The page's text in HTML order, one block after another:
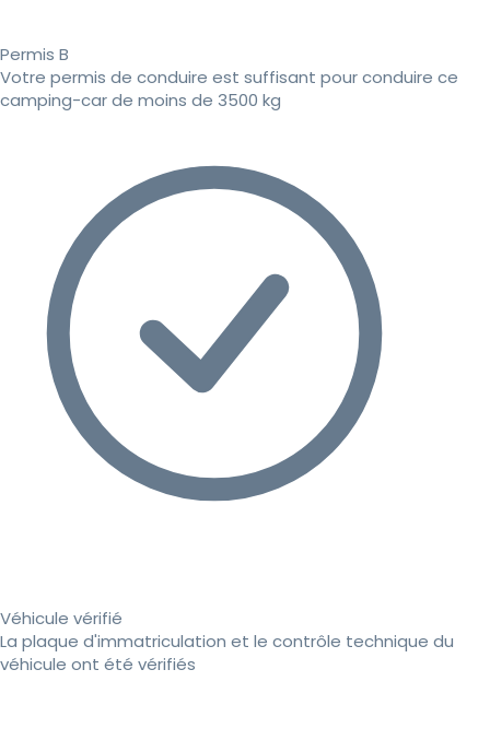
Permis B
Votre permis de conduire est suffisant pour conduire ce
camping-car de moins de 3500 kg
Véhicule vérifié
La plaque d'immatriculation et le contrôle technique du
véhicule ont été vérifiés